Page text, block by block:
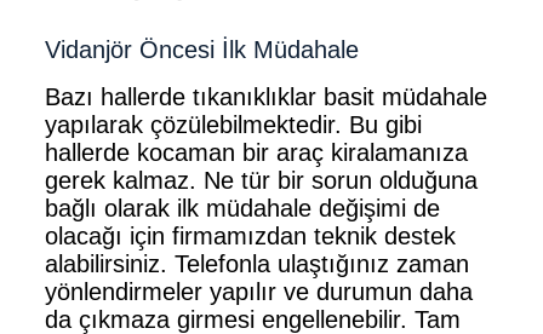
Vidanjör Öncesi İlk Müdahale
Bazı hallerde tıkanıklıklar basit müdahale
yapılarak çözülebilmektedir. Bu gibi
hallerde kocaman bir araç kiralamanıza
gerek kalmaz. Ne tür bir sorun olduğuna
bağlı olarak ilk müdahale değişimi de
olacağı için firmamızdan teknik destek
alabilirsiniz. Telefonla ulaştığınız zaman
yönlendirmeler yapılır ve durumun daha
da çıkmaza girmesi engellenebilir. Tam